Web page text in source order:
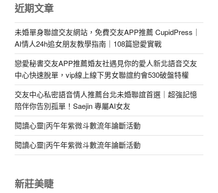
近期文章
未婚單身聯誼交友網站，免費交友APP推薦 CupidPress｜
AI情人24h追女朋友教學指南｜108篇戀愛實戰
戀愛秘書交友APP推薦婚友社遇見你的愛人新北語音交友
中心快速脫單，vip線上線下男女聯誼約會530破盤特權
交友中心私密語音情人推薦台北未婚聯誼首選｜超強記憶
陪伴你告別孤單！Saejin 專屬AI女友
閱讀心靈|丙午年紫微斗數流年論斷活動
閱讀心靈|丙午年紫微斗數流年論斷活動
新莊美睫